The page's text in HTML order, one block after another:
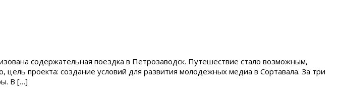
содержательная поездка в Петрозаводск. Путешествие стало возможным,
проекта: создание условий для развития молодежных медиа в Сортавала. За три
В […]